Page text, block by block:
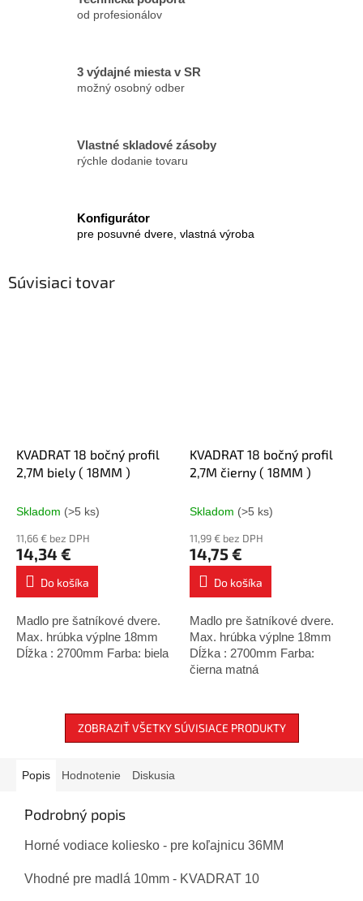
od profesionálov
3 výdajné miesta v SR
možný osobný odber
Vlastné skladové zásoby
rýchle dodanie tovaru
Konfigurátor
pre posuvné dvere, vlastná výroba
Súvisiaci tovar
KVADRAT 18 bočný profil
2,7M biely ( 18MM )
Skladom (>5 ks)
11,66 € bez DPH
14,34 €
Do košíka
Madlo pre šatníkové dvere.
Max. hrúbka výplne 18mm
Dĺžka : 2700mm Farba: biela
KVADRAT 18 bočný profil
2,7M čierny ( 18MM )
Skladom (>5 ks)
11,99 € bez DPH
14,75 €
Do košíka
Madlo pre šatníkové dvere.
Max. hrúbka výplne 18mm
Dĺžka : 2700mm Farba:
čierna matná
ZOBRAZIŤ VŠETKY SÚVISIACE PRODUKTY
Popis Hodnotenie Diskusia
Podrobný popis
Horné vodiace koliesko - pre koľajnicu 36MM
Vhodné pre madlá 10mm - KVADRAT 10